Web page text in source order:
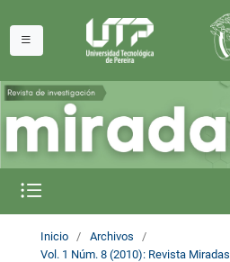
Inicio / Archivos
/
Vol. 1 Núm. 8 (2010): Revista Miradas